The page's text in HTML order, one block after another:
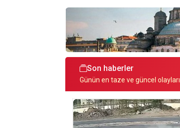
Son haberler
Günün en taze ve güncel olayları